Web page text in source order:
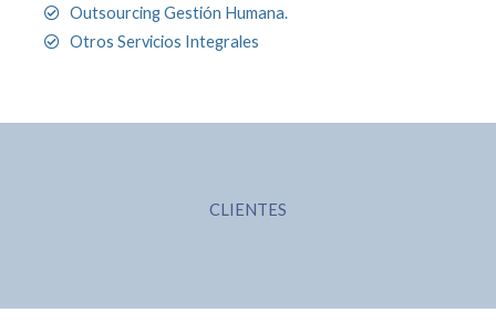
Outsourcing Gestión Humana.
Otros Servicios Integrales
CLIENTES